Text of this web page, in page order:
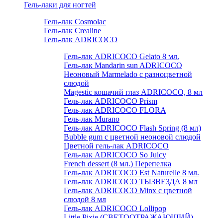
Гель-лаки для ногтей
Гель-лак Cosmolac
Гель-лак Crealine
Гель-лак ADRICOCO
Гель-лак ADRICOCO Gelato 8 мл.
Гель-лак Mandarin sun ADRICOCO
Неоновый Marmelado с разноцветной
слюдой
Magestic кошачий глаз ADRICOCO, 8 мл
Гель-лак ADRICOCO Prism
Гель-лак ADRICOCO FLORA
Гель-лак Murano
Гель-лак ADRICOCO Flash Spring (8 мл)
Bubble gum с цветной неоновой слюдой
Цветной гель-лак ADRICOCO
Гель-лак ADRICOCO So Juicy
French dessert (8 мл.) Перепелка
Гель-лак ADRICOCO Est Naturelle 8 мл.
Гель-лак ADRICOCO ТЫЗВЕЗДА 8 мл
Гель-лак ADRICOCO Minx с цветной
слюдой 8 мл
Гель-лак ADRICOCO Lollipop